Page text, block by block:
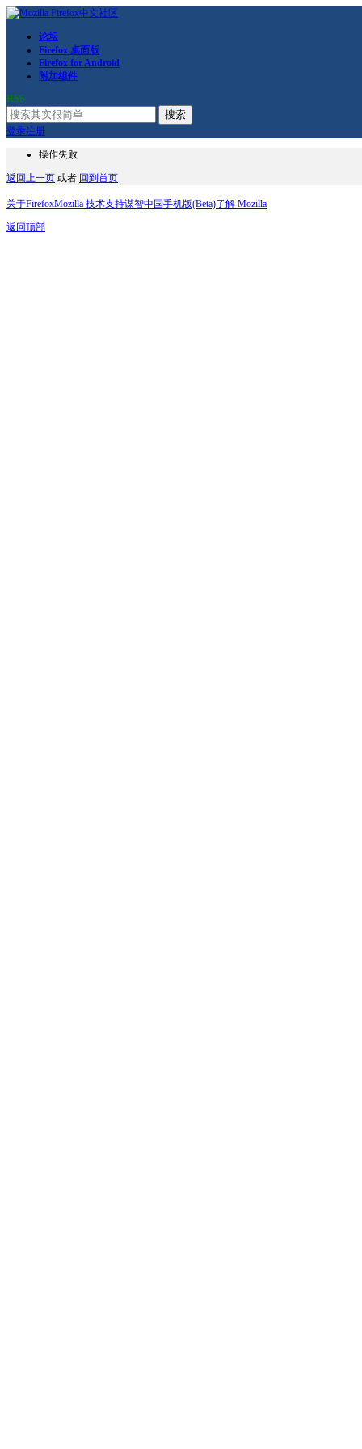
论坛
Firefox 桌面版
Firefox for Android
附加组件
RSS
搜索
登录注册
操作失败
返回上一页 或者 回到首页
关于FirefoxMozilla 技术支持谋智中国手机版(Beta)了解 Mozilla
返回顶部